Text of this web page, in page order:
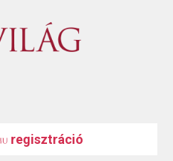
regisztráció